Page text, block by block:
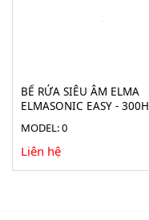
BỂ RỬA SIÊU ÂM ELMA
ELMASONIC EASY - 300H
MODEL: 0
Liên hệ